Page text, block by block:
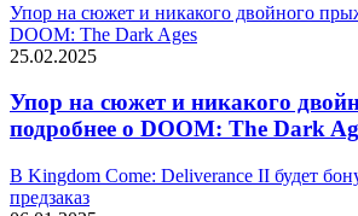
Упор на сюжет и никакого двойного
DOOM: The Dark Ages
25.02.2025
Упор на сюжет и никакого
подробнее о DOOM: The Dark
В Kingdom Come: Deliverance II будет
предзаказ